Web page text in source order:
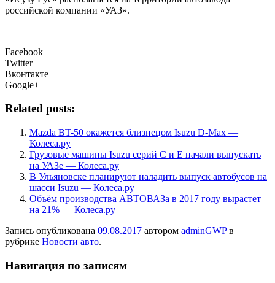
российской компании «УАЗ».
Facebook
Twitter
Вконтакте
Google+
Related posts:
Mazda BT-50 окажется близнецом Isuzu D-Max —
Колеса.ру
Грузовые машины Isuzu серий С и Е начали выпускать
на УАЗе — Колеса.ру
В Ульяновске планируют наладить выпуск автобусов на
шасси Isuzu — Колеса.ру
Объём производства АВТОВАЗа в 2017 году вырастет
на 21% — Колеса.ру
Запись опубликована 09.08.2017 автором adminGWPв
рубрике Новости авто.
Навигация по записям